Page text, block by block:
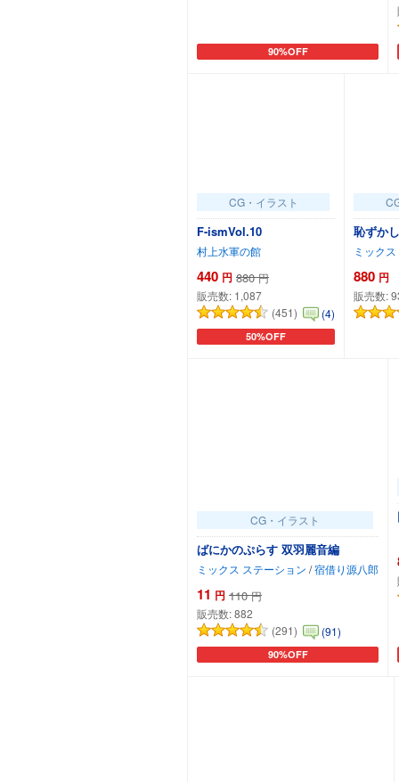
90%OFF
カートに追加
CG・イラスト
F-ismVol.10
村上水軍の館
440 円 880 円
販売数: 1,087
(451)
(4)
50%OFF
カートに追加
恥ずか
ミック
880 円
販売数:
CG・イラスト
ばにかのぷらす 双羽麗音編
ミックス ステーション /宿借り源八郎
11 円 110 円
販売数:882
(291)
(91)
90%OFF
カートに追加